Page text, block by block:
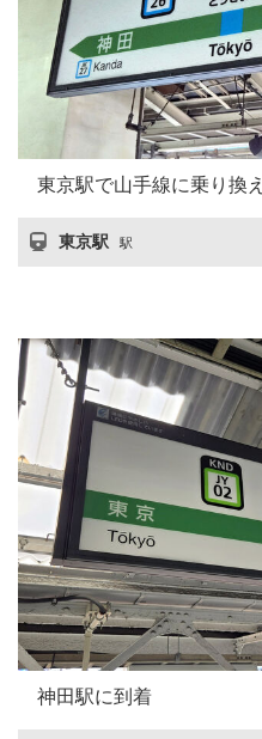
東京駅で山手線に乗り換え
東京駅 駅
神田駅に到着